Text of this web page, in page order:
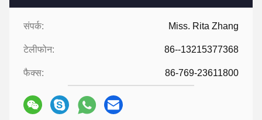
संपर्क: Miss. Rita Zhang
टेलीफोन: 86--13215377368
फैक्स: 86-769-23611800